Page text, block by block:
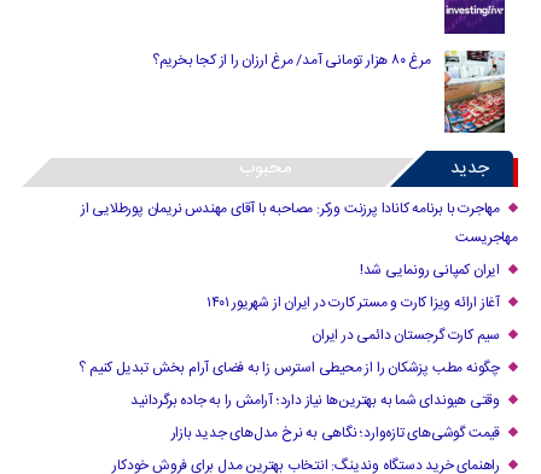
مرغ ۸۰ هزار تومانی آمد/ مرغ ارزان را از کجا بخریم؟
جدید محبوب
مهاجرت با برنامه کانادا پرزنت ورکر: مصاحبه با آقای مهندس نریمان پورطلایی از
مهاجریست
ایران کمپانی رونمایی شد!
آغاز ارائه ویزا کارت و مستر کارت در ایران از شهریور ۱۴۰۱
سیم کارت گرجستان دائمی در ایران
چگونه مطب پزشکان را از محیطی استرس زا به فضای آرام بخش تبدیل کنیم ؟
وقتی هیوندای شما به بهترین‌ها نیاز دارد؛ آرامش را به جاده برگردانید
قیمت گوشی‌های تازه‌وارد؛ نگاهی به نرخ مدل‌های جدید بازار
راهنمای خرید دستگاه وندینگ: انتخاب بهترین مدل برای فروش خودکار